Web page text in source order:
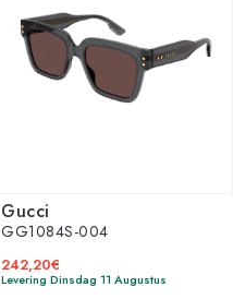
Gucci
GG1084S-004
242,20€
Levering Dinsdag 11 Augustus